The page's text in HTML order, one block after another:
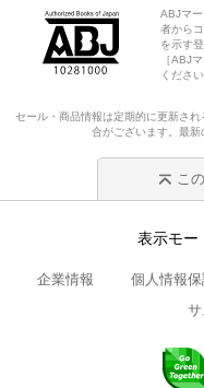
ABJマ
者から
を示す
［ABJ
ください
セール・商品情報は定期的に更新さ
合がございます。最新
こ
表示モー
企業情報 個人情報